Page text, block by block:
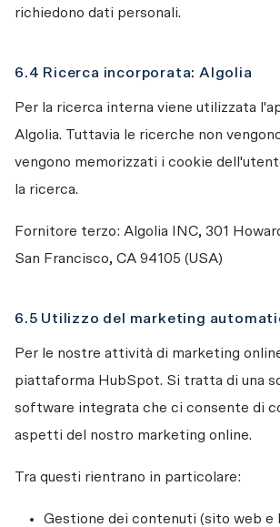
richiedono dati personali.
6.4 Ricerca incorporata: Algolia
Per la ricerca interna viene utilizzata
Algolia. Tuttavia le ricerche non
vengono memorizzati i cookie
la ricerca.
Fornitore terzo: Algolia INC, 301
San Francisco, CA 94105 (USA)
6.5 Utilizzo del marketing
Per le nostre attività di marketing
piattaforma HubSpot. Si tratta di una
software integrata che ci consente di
aspetti del nostro marketing online.
Tra questi rientrano in particolare:
Gestione dei contenuti (sito web e